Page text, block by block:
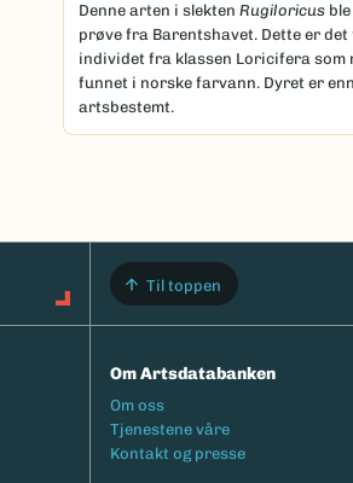
Denne arten i slekten Rugiloricus
prøve fra Barentshavet. Dette er
individet fra klassen Loricifera som
funnet i norske farvann. Dyret er
artsbestemt.
Til toppen
Om Artsdatabanken
Footermeny
Om oss
Tjenestene våre
Kontakt og presse